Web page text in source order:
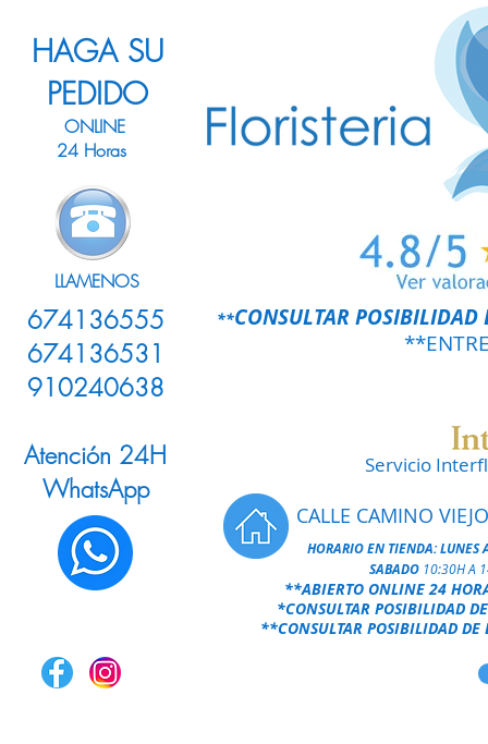
HAGA SU
PEDIDO
ONLINE
24 Horas
LLAMENOS
674136555
674136531
910240638
Atención 24H
WhatsApp
**CONSULTAR POSIBILIDAD
Servicio
CALLE CAMINO
HORARIO EN TIENDA:LUNES
SABADO 10:30H A
**ABIERTO ONLINE 24
*CONSULTAR POSIBILIDAD
**CONSULTAR POSIBILIDAD DE